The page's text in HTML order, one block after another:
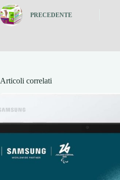
PRECEDENTE
Articoli correlati